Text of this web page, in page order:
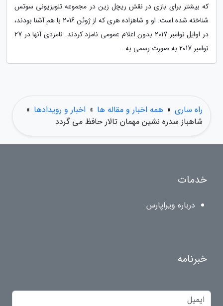
که بیشتر برای بازی در نقش ریچل زین در مجموعه تلویزیونی سوتس
شناخته شده است. او و شاهزاده هری که از ژوئن 2016 با هم آشنا بودند،
در اوایل نوامبر 2017 بدون اعلام عمومی نامزد کردند. نامزدی آنها در 27
نوامبر 2017 به صورت رسمی به...
راه ساری » همه اخبار و مقاله ها » اخبار و رویدادها »
شاهباز سدره نشین مهمان تالار حافظ می گردد
خدمات
درباره ویراپارس
خبرنامه